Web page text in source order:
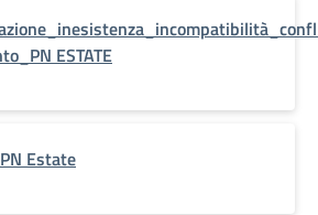
ESTATE
Estate